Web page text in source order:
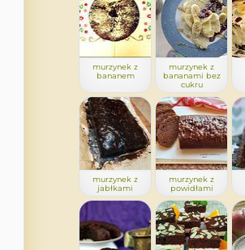
murzynek z
bananem
murzynek z
bananami bez
cukru
murzynek z
jabłkami
murzynek z
powidłami